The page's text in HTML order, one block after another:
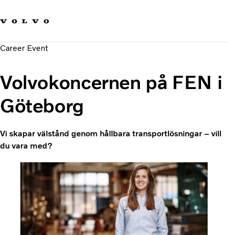
Hållbara transporter
Investerare
Career Event
Volvokoncernen på FEN i
Göteborg
Vi skapar välstånd genom hållbara transportlösningar – vill
du vara med?